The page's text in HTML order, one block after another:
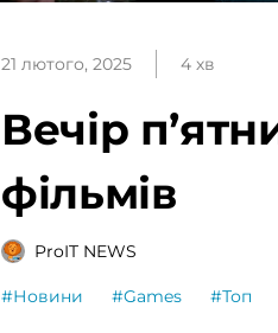
21 лютого, 2025 4 хв
Вечір
фільмів
ProIT NEWS
#Новини #Games #Топ